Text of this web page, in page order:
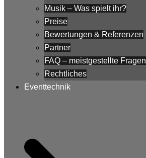
Musik – Was spielt ihr?
Preise
Bewertungen & Referenzen
Partner
FAQ – meistgestellte Fragen
Rechtliches
Eventtechnik